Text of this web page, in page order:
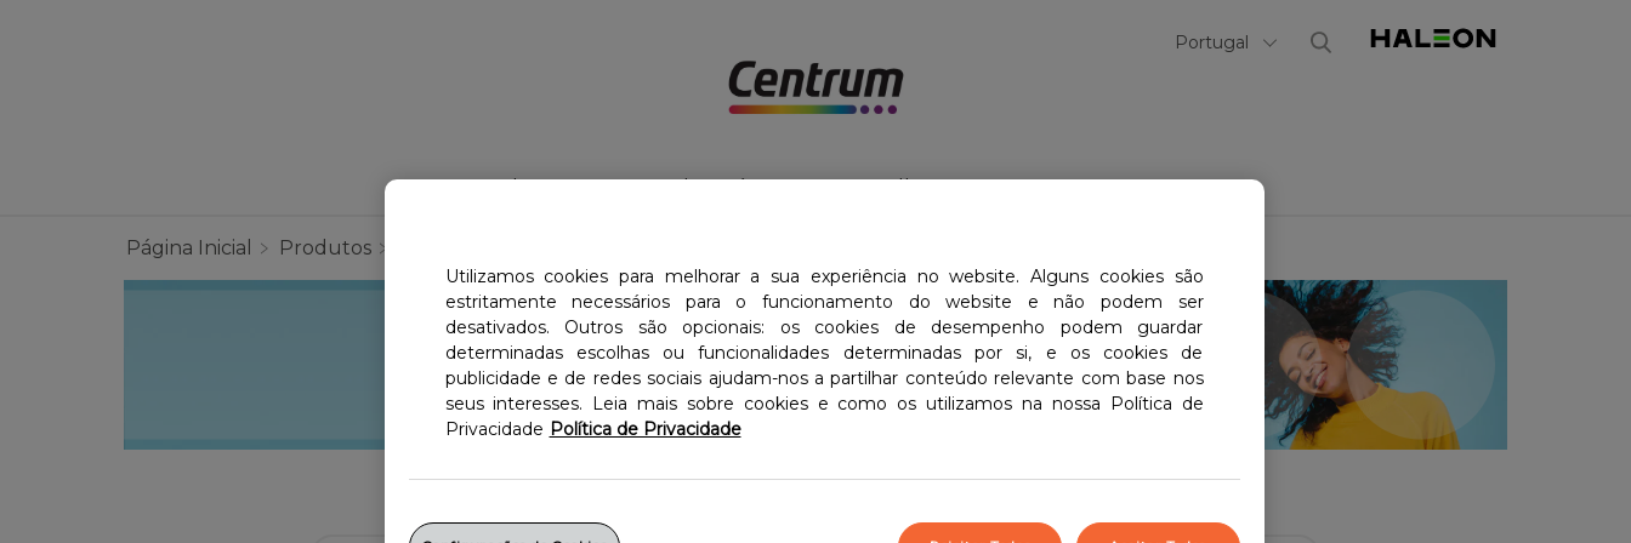
Portugal Select Country
Produtos Sobre nós Escolha o Seu Centrum
Página Inicial Produtos
Compare os Produtos
Utilizamos cookies para melhorar a sua experiência no website. Alguns cookies são
estritamente necessários para o funcionamento do website e não podem ser
desativados. Outros são opcionais: os cookies de desempenho podem guardar
determinadas escolhas ou funcionalidades determinadas por si, e os cookies de
publicidade e de redes sociais ajudam-nos a partilhar conteúdo relevante com base nos
seus interesses. Leia mais sobre cookies e como os utilizamos na nossa Política de
Privacidade Política de Privacidade